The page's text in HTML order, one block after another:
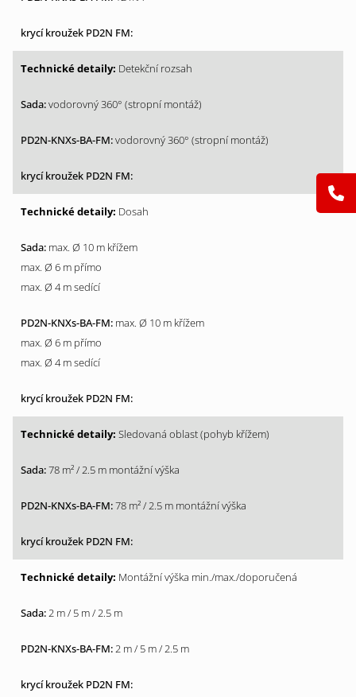
Detekční rozsah
vodorovný 360° (stropní montáž)
vodorovný 360° (stropní montáž)
Dosah
max. Ø 10 m křížem
max. Ø 6 m přímo
max. Ø 4 m sedící
max. Ø 10 m křížem
max. Ø 6 m přímo
max. Ø 4 m sedící
Sledovaná oblast (pohyb křížem)
78 m² / 2.5 m montážní výška
78 m² / 2.5 m montážní výška
Montážní výška min./max./doporučená
2 m / 5 m / 2.5 m
2 m / 5 m / 2.5 m